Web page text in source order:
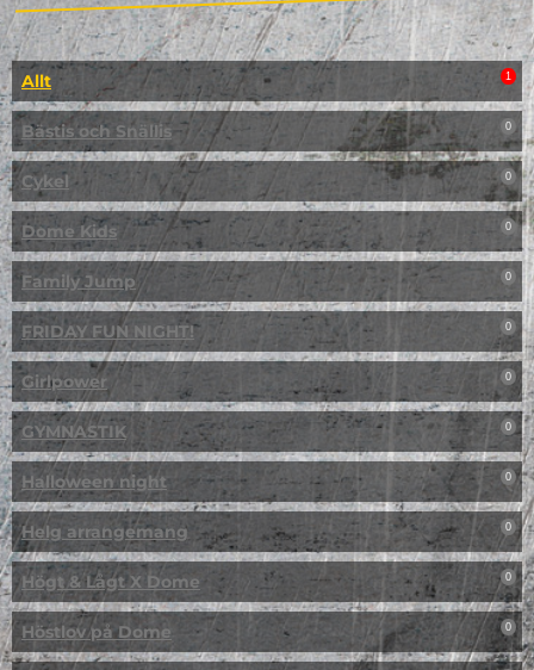
Allt 1
Bästis och Snällis 0
Cykel 0
Dome Kids 0
Family Jump 0
FRIDAY FUN NIGHT! 0
Girlpower 0
GYMNASTIK 0
Halloween night 0
Helg arrangemang 0
Högt & Lågt X Dome 0
Höstlov på Dome 0